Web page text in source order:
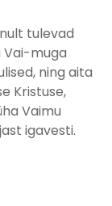
tulevad
Vai-muga
ning aita
Kristuse,
Vaimu
igavesti.